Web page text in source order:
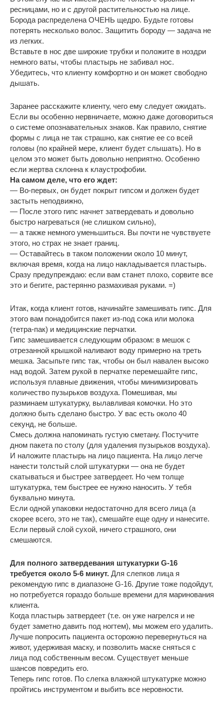
ресницами, но и с другой растительностью на лице.
Борода распределена ОЧЕНЬ щедро. Будьте готовы
потерять несколько волос. Защитить бороду — задача не
из легких.
Вставьте в нос две широкие трубки и положите в ноздри
немного ваты, чтобы пластырь не забивал нос.
Убедитесь, что клиенту комфортно и он может свободно
дышать.
Заранее расскажите клиенту, чего ему следует ожидать.
Если вы особенно нервничаете, можно даже договориться
о системе опознавательных знаков. Как правило, снятие
формы с лица не так страшно, как снятие ее со всей
головы (по крайней мере, клиент будет слышать). Но в
целом это может быть довольно неприятно. Особенно
если жертва склонна к клаустрофобии.
На самом деле, что его ждет:
— Во-первых, он будет покрыт гипсом и должен будет
застыть неподвижно,
— После этого гипс начнет затвердевать и довольно
быстро нагреваться (не слишком сильно),
— а также немного уменьшиться. Вы почти не чувствуете
этого, но страх не знает границ.
— Оставайтесь в таком положении около 10 минут,
включая время, когда на лицо накладывается пластырь.
Сразу предупреждаю: если вам станет плохо, сорвите все
это и бегите, растерянно размахивая руками. =)
Итак, когда клиент готов, начинайте замешивать гипс. Для
этого вам понадобится пакет из-под сока или молока
(тетра-пак) и медицинские перчатки.
Гипс замешивается следующим образом: в мешок с
отрезанной крышкой наливают воду примерно на треть
мешка. Засыпьте гипс так, чтобы он был навален высоко
над водой. Затем рукой в перчатке перемешайте гипс,
используя плавные движения, чтобы минимизировать
количество пузырьков воздуха. Помешивая, мы
разминаем штукатурку, вылавливая комочки. Но это
должно быть сделано быстро. У вас есть около 40
секунд, не больше.
Смесь должна напоминать густую сметану. Постучите
дном пакета по столу (для удаления пузырьков воздуха).
И наложите пластырь на лицо пациента. На лицо легче
нанести толстый слой штукатурки — она не будет
скатываться и быстрее затвердеет. Но чем толще
штукатурка, тем быстрее ее нужно наносить. У тебя
буквально минута.
Если одной упаковки недостаточно для всего лица (а
скорее всего, это не так), смешайте еще одну и нанесите.
Если первый слой сухой, ничего страшного, они
смешаются.
Для полного затвердевания штукатурки G-16
требуется около 5-6 минут. Для слепков лица я
рекомендую гипс в диапазоне G-16. Другие тоже подойдут,
но потребуется гораздо больше времени для маринования
клиента.
Когда пластырь затвердеет (т.е. он уже нагрелся и не
будет заметно давить под ногтем), мы можем его удалить.
Лучше попросить пациента осторожно перевернуться на
живот, удерживая маску, и позволить маске сняться с
лица под собственным весом. Существует меньше
шансов повредить его.
Теперь гипс готов. По слегка влажной штукатурке можно
пройтись инструментом и выбить все неровности.